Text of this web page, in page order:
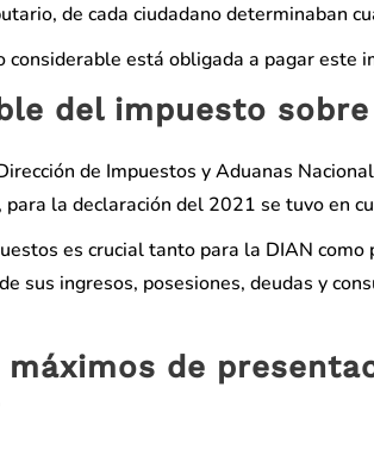
de cada ciudadano determinaban
considerable está obligada a pagar este
del impuesto
de Impuestos y Aduanas
la declaración del 2021 se tuvo en
es crucial tanto para la DIAN como
sus ingresos, posesiones, deudas y
de